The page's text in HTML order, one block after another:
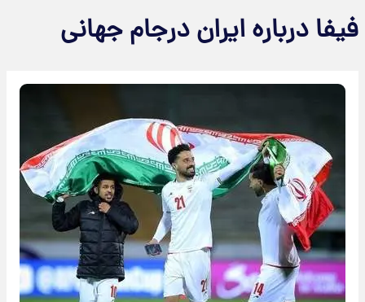
فیفا درباره ایران درجام جهانی